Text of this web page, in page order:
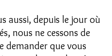
aussi, depuis le jour où
nous ne cessons de
demander que vous